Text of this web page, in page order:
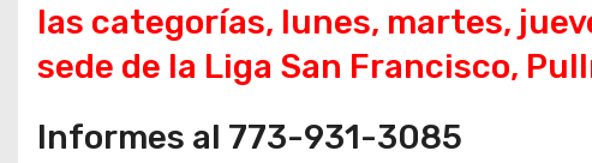
las categorías, lunes, martes,
sede de la Liga San Francisco,
Informes al 773-931-3085